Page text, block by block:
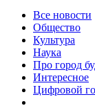
Все новости
Общество
Культура
Наука
Про город
Интересное
Цифровой